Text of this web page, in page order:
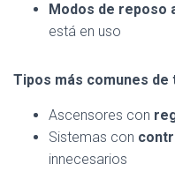
Modos de reposo
está en uso
Tipos más comunes
Ascensores con
Sistemas con
innecesarios